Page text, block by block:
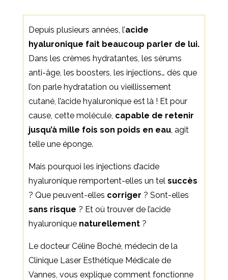
Depuis plusieurs années, l’acide
hyaluronique fait beaucoup parler de lui.
Dans les crèmes hydratantes, les sérums
anti-âge, les boosters, les injections… dès que
l’on parle hydratation ou vieillissement
cutané, l’acide hyaluronique est là ! Et pour
cause, cette molécule, capable de retenir
jusqu’à mille fois son poids en eau, agit
telle une éponge.
Mais pourquoi les injections d’acide
hyaluronique remportent-elles un tel succès
? Que peuvent-elles corriger ? Sont-elles
sans risque ? Et où trouver de l’acide
hyaluronique naturellement?
Le docteur Céline Boché, médecin de la
Clinique Laser Esthétique Médicale de
Vannes, vous explique comment fonctionne